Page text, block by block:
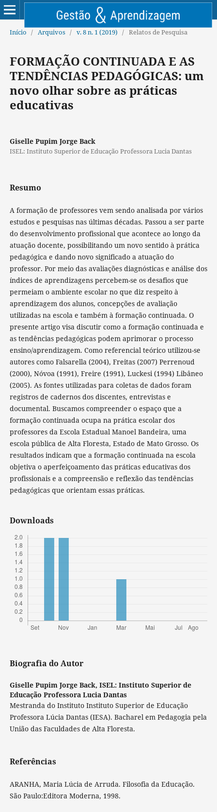
Início / Arquivos / v. 8 n. 1 (2019) / Relatos de Pesquisa
FORMAÇÃO CONTINUADA E AS
TENDÊNCIAS PEDAGÓGICAS: um
novo olhar sobre as práticas
educativas
Giselle Pupim Jorge Back
ISEL: Instituto Superior de Educação Professora Lucia Dantas
Resumo
A formação de professores vem sendo analisada por vários
estudos e pesquisas nas últimas décadas. Passou a ser parte
do desenvolvimento profissional que acontece ao longo da
atuação docente, possibilitando um novo sentido à prática
pedagógica e dando novo significado a atuação do
professor. Por meio das avaliações diagnósticas e análise dos
índices de aprendizagens percebem-se os desafios que
permeiam o ambiente escolar no que diz respeito à
aprendizagem dos alunos, concepções de avaliação
utilizadas na escola e também à formação continuada. O
presente artigo visa discutir como a formação continuada e
as tendências pedagógicas podem aprimorar o processo
ensino/aprendizagem. Como referencial teórico utilizou-se
autores como Falsarella (2004), Freitas (2007) Perrenoud
(2000), Nóvoa (1991), Freire (1991), Luckesi (1994) Libâneo
(2005). As fontes utilizadas para coletas de dados foram
registros de cadernos dos discentes, entrevistas e
documental. Buscamos compreender o espaço que a
formação continuada ocupa na prática escolar dos
professores da Escola Estadual Manoel Bandeira, uma
escola pública de Alta Floresta, Estado de Mato Grosso. Os
resultados indicam que a formação continuada na escola
objetiva o aperfeiçoamento das práticas educativas dos
profissionais e a compreensão e reflexão das tendências
pedagógicas que orientam essas práticas.
Downloads
Biografia do Autor
Giselle Pupim Jorge Back, ISEL: Instituto Superior de
Educação Professora Lucia Dantas
Mestranda do Instituto Instituto Superior de Educação
Professora Lúcia Dantas (IESA). Bacharel em Pedagogia pela
União das Faculdades de Alta Floresta.
Referências
ARANHA, Maria Lúcia de Arruda. Filosofia da Educação.
São Paulo:Editora Moderna, 1998.